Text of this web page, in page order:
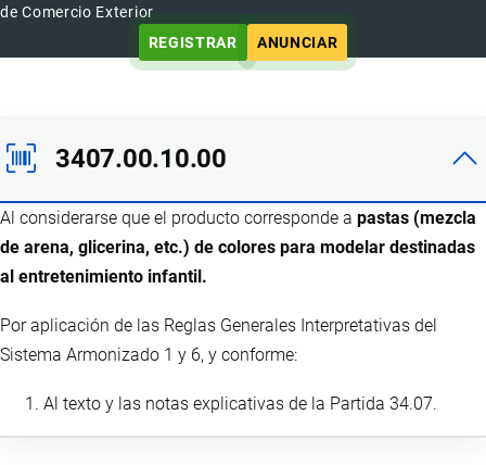
de Comercio Exterior
REGISTRAR
ANUNCIAR
3407.00.10.00
Al considerarse que el producto corresponde a pastas (mezcla
de arena, glicerina, etc.) de colores para modelar destinadas
al entretenimiento infantil.
Por aplicación de las Reglas Generales Interpretativas del
Sistema Armonizado 1 y 6, y conforme:
Al texto y las notas explicativas de la Partida 34.07.